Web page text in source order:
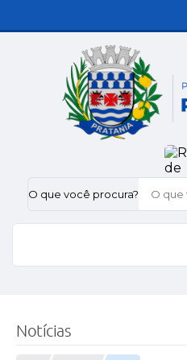
O que você procura?
Notícias